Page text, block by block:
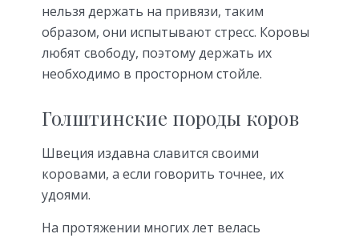
нельзя держать на привязи, таким
образом, они испытывают стресс. Коровы
любят свободу, поэтому держать их
необходимо в просторном стойле.
Голштинские породы коров
Швеция издавна славится своими
коровами, а если говорить точнее, их
удоями.
На протяжении многих лет велась